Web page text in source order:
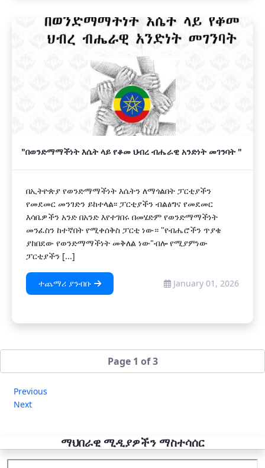
"በወንድማማችነት እሴት ላይ የቆመ ህብረ ብሔራዊ አንድነት መገንባት "
በኢትዮጵያ የወንድማማችነት እሴትን ለማጎልበት ፓርቲያችን
የመደመር መንገድን ይከተላል፡፡ ፓርቲያችን ብልፅግና የመደመር
እሳቤዎችን አንድ በአንድ እየተገበሩ በመሄድም የወንድማማችነት
መንፈስን ከተኛበት የሚቀሰቅስ ፓርቲ ነው። "የብሔሮችን ጥያቄ
ያከበደው የወንድማማችነት መቅለል ነው"ብሎ የሚያምነው
ፓርቲያችን [...]
ተጨማሪ ያንብቡ January 01, 2026
Page 1 of 3
Previous
Next
ማህበራዊ ሚዲያዎችን ማስተሳሰር